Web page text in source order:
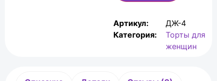
Артикул:
ДЖ-4
Категория:
Торты для
женщин